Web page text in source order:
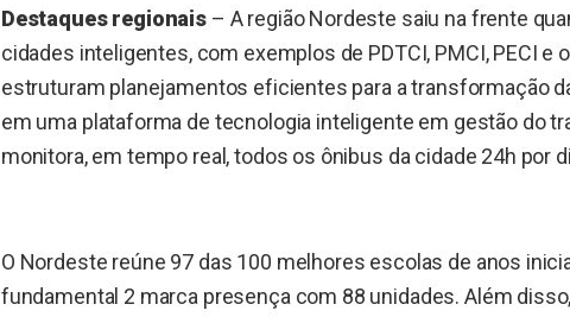
Destaques regionais – A região Nordeste saiu na frente
cidades inteligentes, com exemplos de PDTCI, PMCI, PECI
estruturam planejamentos eficientes para a transformação
em uma plataforma de tecnologia inteligente em gestão do
monitora, em tempo real, todos os ônibus da cidade 24h por
O Nordeste reúne 97 das 100 melhores escolas de anos
fundamental 2 marca presença com 88 unidades. Além